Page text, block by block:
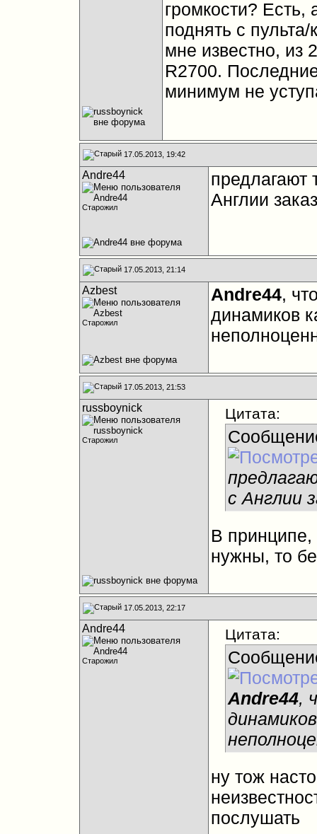
громкости?
поднять с
мне известно, из
R2700.
минимум не
17.05.2013, 19:42
Andre44
Старожил
предлагают
Англии
17.05.2013, 21:14
Azbest
Старожил
Andre44,
динамиков
17.05.2013, 21:53
russboynick
Старожил
Цитата:
с Англии
В принципе,
нужны, то
17.05.2013, 22:17
Andre44
Старожил
Цитата:
Andre44,
ну тож
послушать